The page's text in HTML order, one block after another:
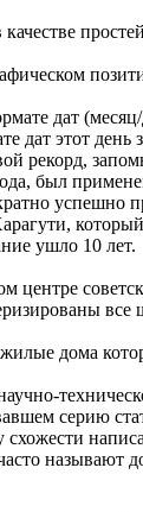
дат
этот день
рекорд,
был
успешно
ушло 10 лет.
центре
дома
серию
схожести